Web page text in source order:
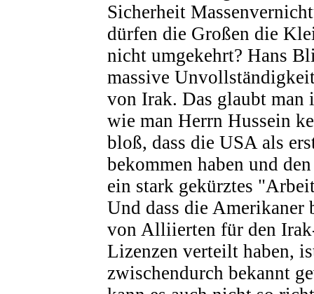
Sicherheit
dürfen die Großen die
nicht umgekehrt? Hans
massive
von Irak. Das glaubt man
wie man Herrn Hussein
bloß, dass die USA als
bekommen haben und
ein stark gekürztes
Und dass die Amerikaner
von Alliierten für den
Lizenzen verteilt haben,
zwischendurch bekannt